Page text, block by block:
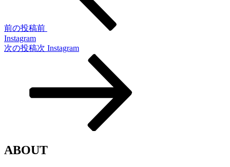
前の投稿前
Instagram
次の投稿次 Instagram
ABOUT